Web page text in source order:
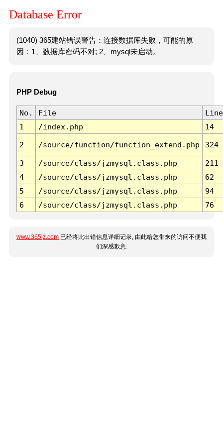
Database Error
(1040) 365建站错误警告：连接数据库失败，可能的原
因：1、数据库密码不对; 2、mysql未启动。
PHP Debug
No. File
Line
1
/index.php 14
2 /source/function/function_extend.php 324
3 /source/class/jzmysql.class.php
211
4
/source/class/jzmysql.class.php
62
5
/source/class/jzmysql.class.php
94
6
/source/class/jzmysql.class.php 76
www.365jz.com 已经将此出错信息详细记录, 由此给您带来的访问不便我
们深感歉意.